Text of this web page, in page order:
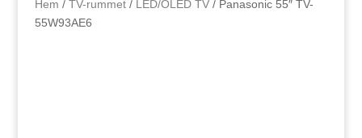
Hem / TV-rummet/ LED/OLED TV/ Panasonic 55″ TV-
55W93AE6